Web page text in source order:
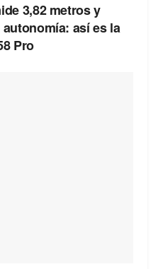
3,82 metros y
así es la
Pro